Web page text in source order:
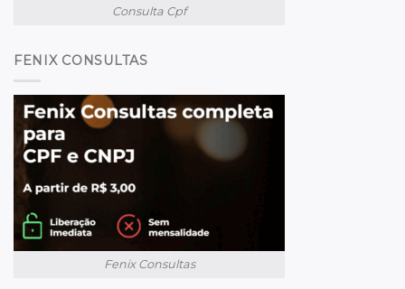
Consulta Cpf
FENIX CONSULTAS
Fenix Consultas